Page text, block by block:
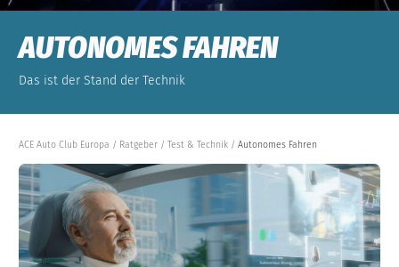
AUTONOMES FAHREN
Das ist der Stand der Technik
ACE Auto Club Europa Ratgeber Test & Technik Autonomes Fahren